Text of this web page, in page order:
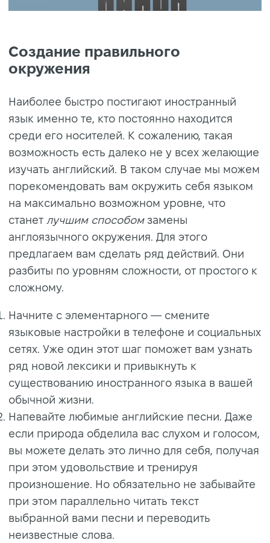
Создание правильного
окружения
Наиболее быстро постигают иностранный
язык именно те, кто постоянно находится
среди его носителей. К сожалению, такая
возможность есть далеко не у всех желающие
изучать английский. В таком случае мы можем
порекомендовать вам окружить себя языком
на максимально возможном уровне, что
станет лучшим способомзамены
англоязычного окружения. Для этого
предлагаем вам сделать ряд действий. Они
разбиты по уровням сложности, от простого к
сложному.
Начните с элементарного — смените
языковые настройки в телефоне и социальных
сетях. Уже один этот шаг поможет вам узнать
ряд новой лексики и привыкнуть к
существованию иностранного языка в вашей
обычной жизни.
Напевайте любимые английские песни. Даже
если природа обделила вас слухом и голосом,
вы можете делать это лично для себя, получая
при этом удовольствие и тренируя
произношение. Но обязательно не забывайте
при этом параллельно читать текст
выбранной вами песни и переводить
неизвестные слова.